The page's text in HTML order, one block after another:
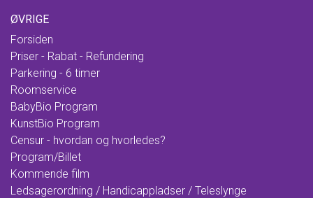
ØVRIGE
Forsiden
Priser - Rabat - Refundering
Parkering - 6 timer
Roomservice
BabyBio Program
KunstBio Program
Censur - hvordan og hvorledes?
Program/Billet
Kommende film
Ledsagerordning / Handicappladser / Teleslynge